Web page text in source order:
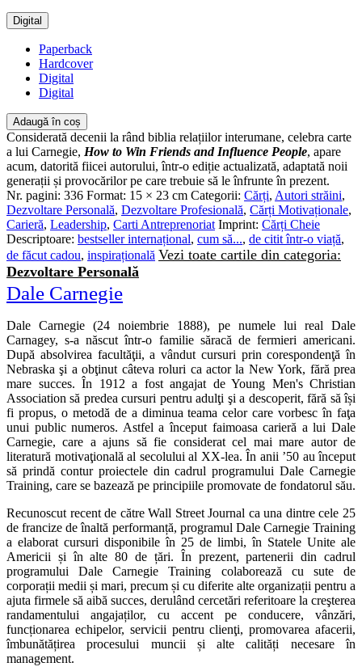
Digital
Paperback
Hardcover
Digital
Digital
Adaugă în coș
Considerată decenii la rând biblia relațiilor interumane, celebra carte
a lui Carnegie, How to Win Friends and Influence People, apare
acum, datorită fiicei autorului, într-o ediție actualizată, adaptată noii
generații și provocărilor pe care trebuie să le înfrunte în prezent.
Nr. pagini: 336 Format: 15 × 23 cm Categorii: Cărți, Autori străini,
Dezvoltare Personală, Dezvoltare Profesională, Cărți Motivaționale,
Carieră, Leadership, Carti Antreprenoriat Imprint: Cărți Cheie
Descriptoare: bestseller internațional, cum să..., de citit într-o viață,
de făcut cadou, inspirațională Vezi toate cartile din categoria:
Dezvoltare Personală
Dale Carnegie
Dale Carnegie (24 noiembrie 1888), pe numele lui real Dale
Carnagey, s‑a născut într‑o familie săracă de fermieri americani.
După absolvirea facultăţii, a vândut cursuri prin corespondenţă în
Nebraska şi a obţinut câteva roluri ca actor la New York, fără prea
mare succes. În 1912 a fost angajat de Young Men's Christian
Association să predea cursuri pentru adulţi şi a descoperit, fără să își
fi propus, o metodă de a diminua teama celor care vorbesc în faţa
unui public numeros. Astfel a început faimoasa carieră a lui Dale
Carnegie, care a ajuns să fie considerat cel mai mare autor de
literatură motivaţională al secolului al XX‑lea. În anii ’50 au început
să prindă contur proiectele din cadrul programului Dale Carnegie
Training, care se bazează pe principiile promovate de fondatorul său.
Recunoscut recent de către Wall Street Journal ca una dintre cele 25
de francize de înaltă performanță, programul Dale Carnegie Training
a elaborat cursuri disponibile în 25 de limbi, în Statele Unite ale
Americii și în alte 80 de țări. În prezent, partenerii din cadrul
programului Dale Carnegie Training colaborează cu sute de
corporații medii și mari, precum și cu diferite alte organizații pentru a
ajuta firmele să aibă succes, derulând cercetări referitoare la creşterea
randamentului angajaților, cu accent pe conducere, vânzări,
funcționarea echipelor, servicii pentru clienţi, promovarea afacerii,
îmbunătățirea procesului muncii și alte calități necesare în
management.